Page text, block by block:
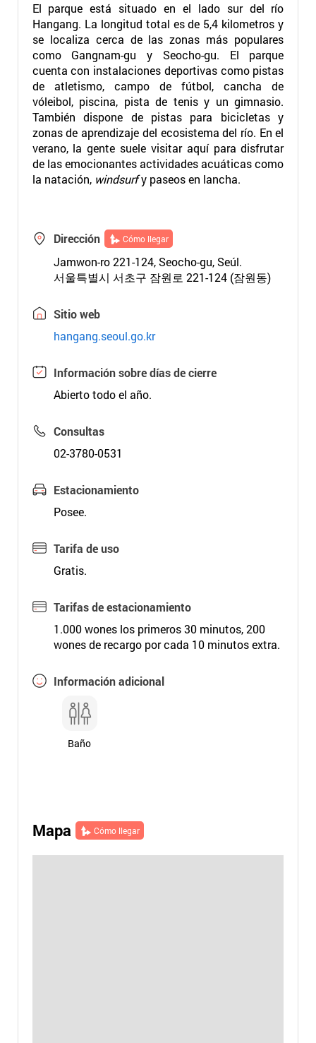
El parque está situado en el lado sur del río
Hangang. La longitud total es de 5,4 kilometros y
se localiza cerca de las zonas más populares
como Gangnam-gu y Seocho-gu. El parque
cuenta con instalaciones deportivas como pistas
de atletismo, campo de fútbol, cancha de
vóleibol, piscina, pista de tenis y un gimnasio.
También dispone de pistas para bicicletas y
zonas de aprendizaje del ecosistema del río. En el
verano, la gente suele visitar aquí para disfrutar
de las emocionantes actividades acuáticas como
la natación, windsurfy paseos en lancha.
Dirección Cómo llegar
Jamwon-ro 221-124, Seocho-gu, Seúl.
서울특별시 서초구 잠원로 221-124 (잠원동)
Sitio web
hangang.seoul.go.kr
Información sobre días de cierre
Abierto todo el año.
Consultas
02-3780-0531
Estacionamiento
Posee.
Tarifa de uso
Gratis.
Tarifas de estacionamiento
1.000 wones los primeros 30 minutos, 200
wones de recargo por cada 10 minutos extra.
Información adicional
Baño
Mapa Cómo llegar